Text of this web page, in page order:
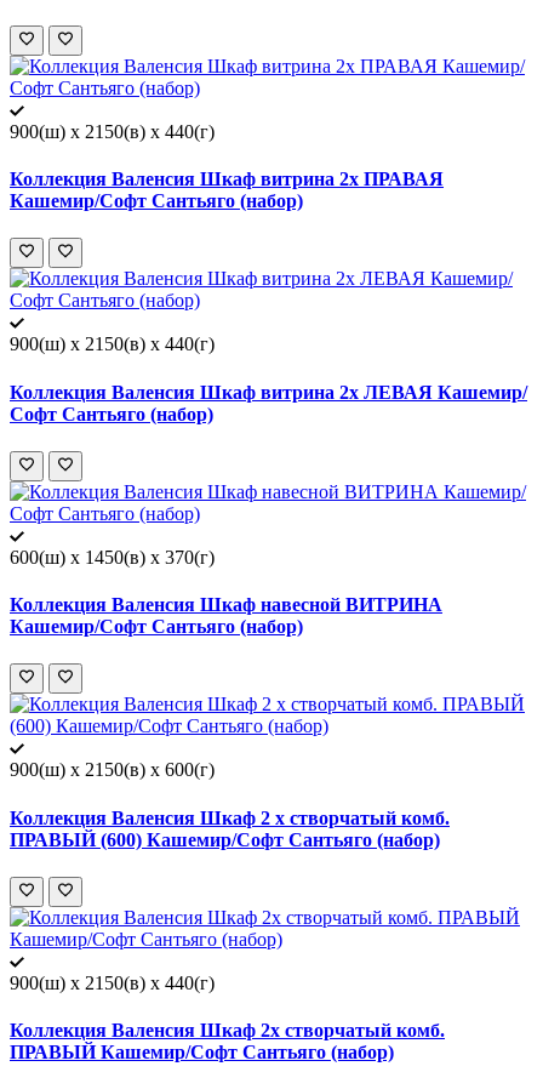
900(ш) x 2150(в) x 440(г)
Коллекция Валенсия Шкаф витрина 2х ПРАВАЯ
Кашемир/Софт Сантьяго (набор)
900(ш) x 2150(в) x 440(г)
Коллекция Валенсия Шкаф витрина 2х ЛЕВАЯ Кашемир/
Софт Сантьяго (набор)
600(ш) x 1450(в) x 370(г)
Коллекция Валенсия Шкаф навесной ВИТРИНА
Кашемир/Софт Сантьяго (набор)
900(ш) x 2150(в) x 600(г)
Коллекция Валенсия Шкаф 2 х створчатый комб.
ПРАВЫЙ (600) Кашемир/Софт Сантьяго (набор)
900(ш) x 2150(в) x 440(г)
Коллекция Валенсия Шкаф 2х створчатый комб.
ПРАВЫЙ Кашемир/Софт Сантьяго (набор)